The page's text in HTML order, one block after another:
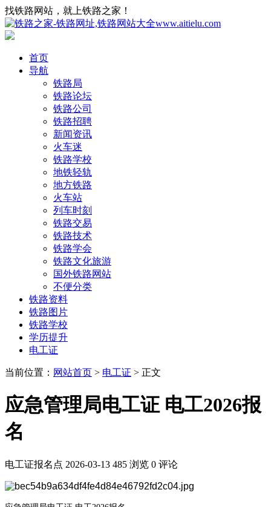
找铁路网站，就上铁路之家！
首页
导航
铁路局
铁路论坛
铁路公司
铁路招聘
新闻资讯
火车迷
铁路学校
地铁轻轨
地方铁路
火车站
列车时刻
铁路交易
铁路技术
铁路学会
铁路文化旅游
国外铁路网站
不便分类
铁路资料
铁路图片
铁路学校
学历提升
电工证
当前位置： 网站首页 > 电工证 > 正文
应急管理局电工证 电工2026报
名
电工证报名点 2026-03-13 485 浏览 0 评论